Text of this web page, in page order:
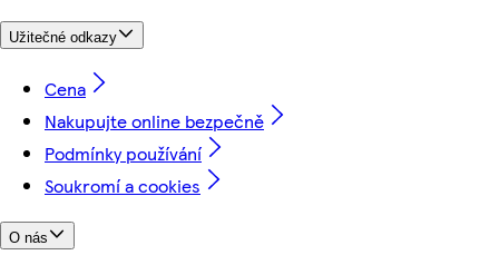
Užitečné odkazy
Cena
Nakupujte online bezpečně
Podmínky používání
Soukromí a cookies
O nás